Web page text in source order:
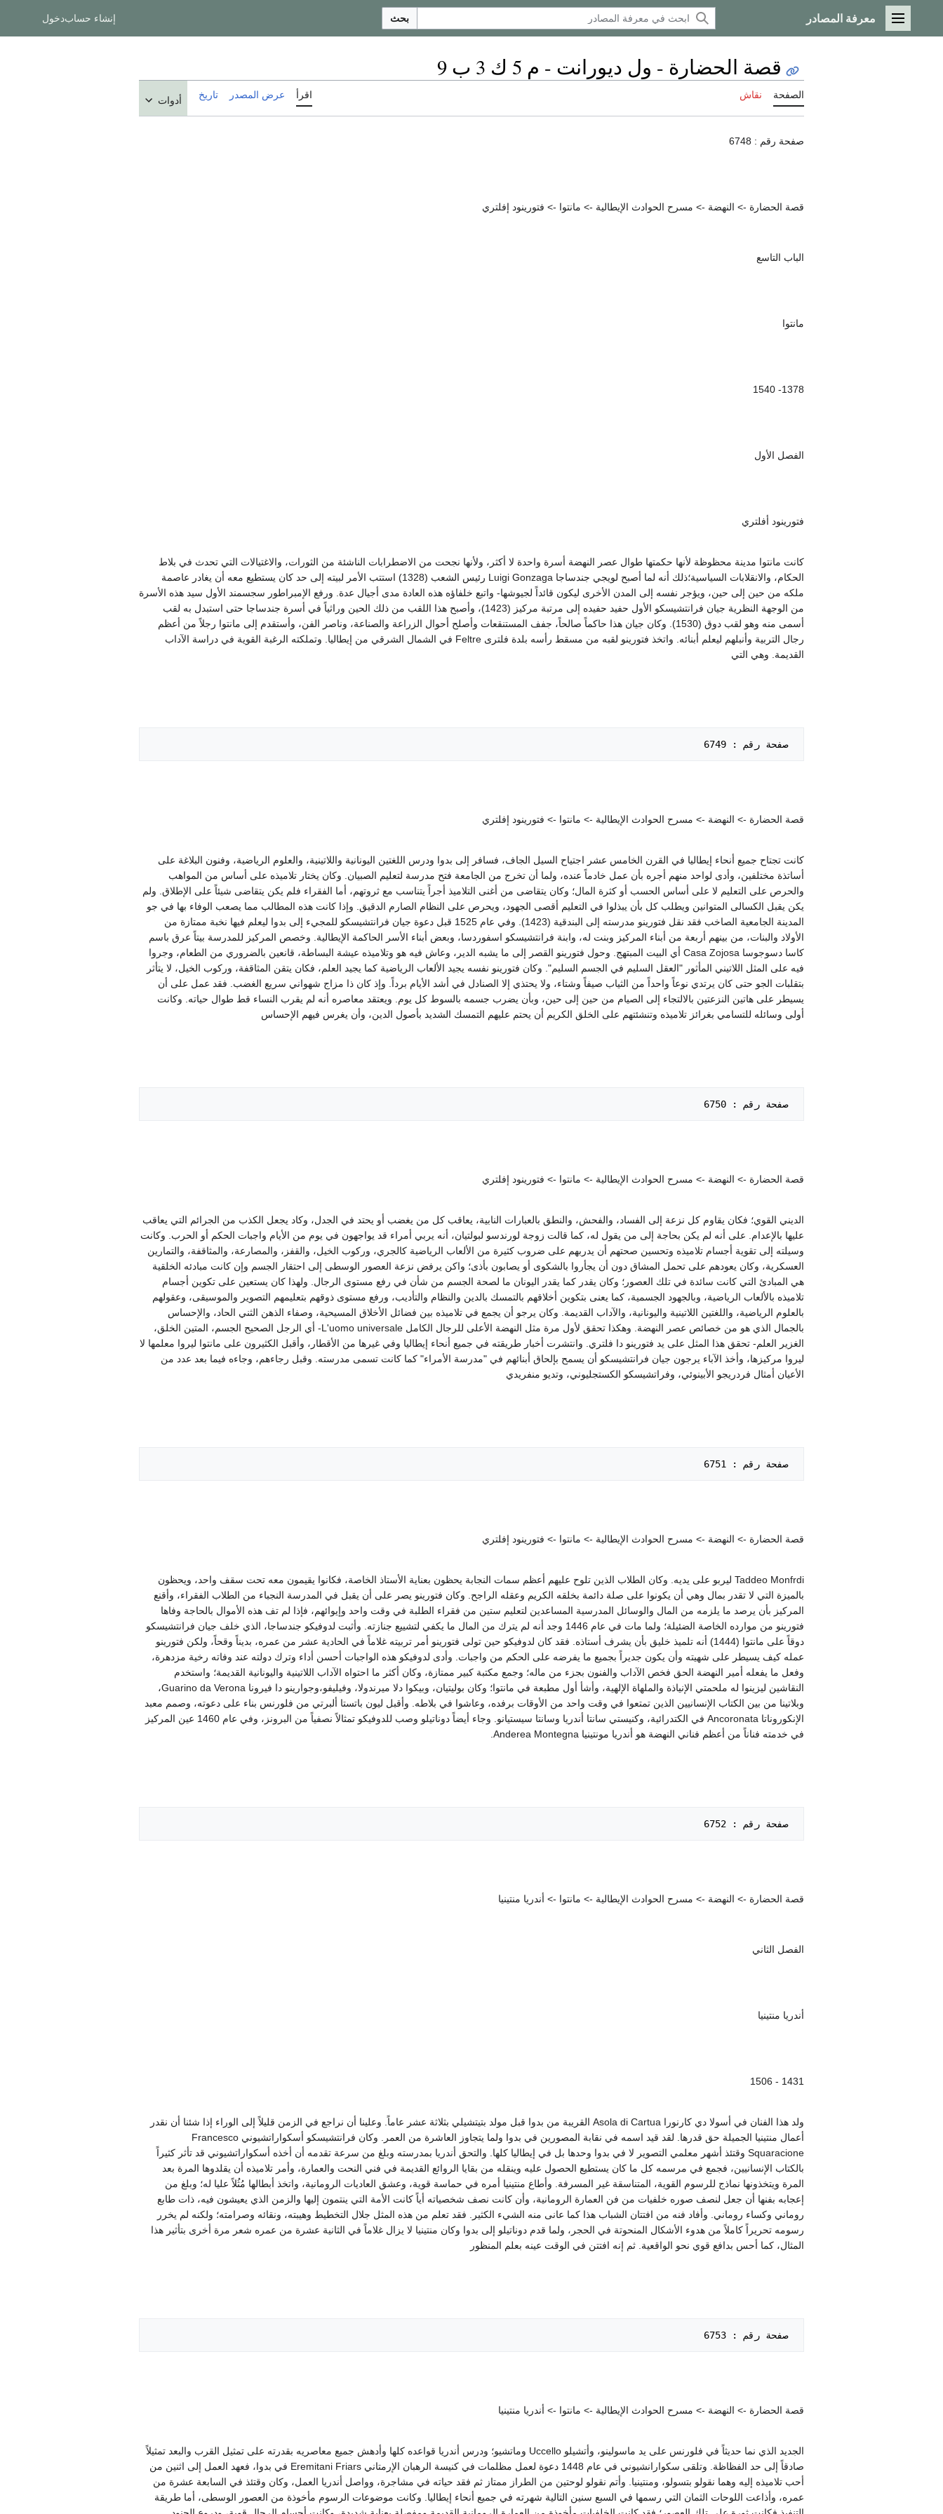
القائمة الرئيسية
معرفة المصادر بحث إنشاء حسابدخول
قصة الحضارة - ول ديورانت - م 5 ك 3 ب 9
الصفحة نقاش اقرأ عرض المصدر تاريخ أدوات
صفحة رقم : 6748
قصة الحضارة -> النهضة -> مسرح الحوادث الإيطالية -> مانتوا -> فتورينود إفلتري
الباب التاسع
مانتوا
1378- 1540
الفصل الأول
فتورينود أفلتري
كانت مانتوا مدينة محظوظة لأنها حكمتها طوال عصر النهضة أسرة واحدة لا أكثر، ولأنها نجحت من الاضطرابات الناشئة من الثورات، والاغتيالات التي تحدث في بلاط
الحكام، والانقلابات السياسية؛ذلك أنه لما أصبح لويجي جندساجا Luigi Gonzaga رئيس الشعب (1328) استتب الأمر لبيته إلى حد كان يستطيع معه أن يغادر عاصمة
ملكه من حين إلى حين، ويؤجر نفسه إلى المدن الأخرى ليكون قائداً لجيوشها- واتبع خلفاؤه هذه العادة مدى أجيال عدة. ورفع الإمبراطور سجسمند الأول سيد هذه الأسرة
من الوجهة النظرية جيان فرانتشيسكو الأول حفيد حفيده إلى مرتبة مركيز (1423)، وأصبح هذا اللقب من ذلك الحين وراثياً في أسرة جندساجا حتى استبدل به لقب
أسمى منه وهو لقب دوق (1530). وكان جيان هذا حاكماً صالحاً، جفف المستنقعات وأصلح أحوال الزراعة والصناعة، وناصر الفن، وأستقدم إلى مانتوا رجلاً من أعظم
رجال التربية وأنبلهم ليعلم أبنائه. واتخذ فتورينو لقبه من مسقط رأسه بلدة فلترى Feltre في الشمال الشرقي من إيطاليا. وتملكته الرغبة القوية في دراسة الآداب
القديمة. وهي التي
صفحة رقم : 6749
قصة الحضارة -> النهضة -> مسرح الحوادث الإيطالية -> مانتوا -> فتورينود إفلتري
كانت تجتاح جميع أنحاء إيطاليا في القرن الخامس عشر اجتياح السيل الجاف، فسافر إلى بدوا ودرس اللغتين اليونانية واللاتينية، والعلوم الرياضية، وفنون البلاغة على
أساتذة مختلفين، وأدى لواحد منهم أجره بأن عمل خادماً عنده، ولما أن تخرج من الجامعة فتح مدرسة لتعليم الصبيان. وكان يختار تلاميذه على أساس من المواهب
والحرص على التعليم لا على أساس الحسب أو كثرة المال؛ وكان يتقاضى من أغنى التلاميذ أجراً يتناسب مع ثروتهم، أما الفقراء فلم يكن يتقاضى شيئاً على الإطلاق. ولم
يكن يقبل الكسالى المتوانين ويطلب كل بأن يبذلوا في التعليم أقصى الجهود، ويحرص على النظام الصارم الدقيق. وإذا كانت هذه المطالب مما يصعب الوفاء بها في جو
المدينة الجامعية الصاخب فقد نقل فتورينو مدرسته إلى البندقية (1423). وفي عام 1525 قبل دعوة جيان فرانتشيسكو للمجيء إلى بدوا ليعلم فيها نخبة ممتازة من
الأولاد والبنات، من بينهم أربعة من أبناء المركيز وبنت له، وابنة فرانتشيسكو اسفوردسا، وبعض أبناء الأسر الحاكمة الإيطالية. وخصص المركيز للمدرسة بيتاً عرق باسم
كاسا دسوجوسا Casa Zojosa أي البيت المبتهج. وحول فتورينو القصر إلى ما يشبه الدير، وعاش فيه هو وتلاميذه عيشة البساطة، قانعين بالضروري من الطعام، وجروا
فيه على المثل اللاتيني المأثور "العقل السليم في الجسم السليم". وكان فتورينو نفسه يجيد الألعاب الرياضية كما يجيد العلم، فكان يتقن المثاقفة، وركوب الخيل، لا يتأثر
بتقلبات الجو حتى كان يرتدي نوعاً واحداً من الثياب صيفاً وشتاء، ولا يحتذي إلا الصنادل في أشد الأيام برداً. وإذ كان ذا مزاج شهواني سريع الغضب. فقد عمل على أن
يسيطر على هاتين النزعتين بالالتجاء إلى الصيام من حين إلى حين، وبأن يضرب جسمه بالسوط كل يوم. ويعتقد معاصره أنه لم يقرب النساء قط طوال حياته. وكانت
أولى وسائله للتسامي بغرائز تلاميذه وتنشئتهم على الخلق الكريم أن يحتم عليهم التمسك الشديد بأصول الدين، وأن يغرس فيهم الإحساس
صفحة رقم : 6750
قصة الحضارة -> النهضة -> مسرح الحوادث الإيطالية -> مانتوا -> فتورينود إفلتري
الديني القوي؛ فكان يقاوم كل نزعة إلى الفساد، والفحش، والنطق بالعبارات النابية، يعاقب كل من يغضب أو يحتد في الجدل، وكاد يجعل الكذب من الجرائم التي يعاقب
عليها بالإعدام. على أنه لم يكن بحاجة إلى من يقول له، كما قالت زوجة لورندسو لبولتيان، أنه يربي أمراء قد يواجهون في يوم من الأيام واجبات الحكم أو الحرب. وكانت
وسيلته إلى تقوية أجسام تلاميذه وتحسين صحتهم أن يدربهم على ضروب كثيرة من الألعاب الرياضية كالجري، وركوب الخيل، والقفز، والمصارعة، والمثاقفة، والتمارين
العسكرية، وكان يعودهم على تحمل المشاق دون أن يجأروا بالشكوى أو يصابون بأذى؛ واكن يرفض نزعة العصور الوسطى إلى احتقار الجسم وإن كانت مبادئه الخلقية
هي المبادئ التي كانت سائدة في تلك العصور؛ وكان يقدر كما يقدر اليونان ما لصحة الجسم من شأن في رفع مستوى الرجال. ولهذا كان يستعين على تكوين أجسام
تلاميذه بالألعاب الرياضية، وبالجهود الجسمية، كما يعنى بتكوين أخلاقهم بالتمسك بالدين والنظام والتأديب، ورفع مستوى ذوقهم بتعليمهم التصوير والموسيقى، وعقولهم
بالعلوم الرياضية، واللغتين اللاتينية واليونانية، والآداب القديمة. وكان يرجو أن يجمع في تلاميذه بين فضائل الأخلاق المسيحية، وصفاء الذهن الثني الحاد، والإحساس
بالجمال الذي هو من خصائص عصر النهضة. وهكذا تحقق لأول مرة مثل النهضة الأعلى للرجال الكامل L'uomo universale- أي الرجل الصحيح الجسم، المتين الخلق،
الغزير العلم- تحقق هذا المثل على يد فتورينو دا فلتري. وانتشرت أخبار طريقته في جميع أنحاء إيطاليا وفي غيرها من الأقطار، وأقبل الكثيرون على مانتوا ليروا معلمها لا
ليروا مركيزها، وأخذ الآباء يرجون جيان فرانتشيسكو أن يسمح بإلحاق أبنائهم في "مدرسة الأمراء" كما كانت تسمى مدرسته. وقبل رجاءهم، وجاءه فيما بعد عدد من
الأعيان أمثال فردريجو الأبينوئي، وفراتشيسكو الكستجليوني، وتديو منفريدي
صفحة رقم : 6751
قصة الحضارة -> النهضة -> مسرح الحوادث الإيطالية -> مانتوا -> فتورينود إفلتري
Taddeo Monfrdi ليربو على يديه. وكان الطلاب الذين تلوح عليهم أعظم سمات النجابة يحظون بعناية الأستاذ الخاصة، فكانوا يقيمون معه تحت سقف واحد، ويحظون
بالميزة التي لا تقدر بمال وهي أن يكونوا على صلة دائمة بخلقه الكريم وعقله الراجح. وكان فتورينو يصر على أن يقبل في المدرسة النجباء من الطلاب الفقراء، وأقنع
المركيز بأن يرصد ما يلزمه من المال والوسائل المدرسية المساعدين لتعليم ستين من فقراء الطلبة في وقت واحد وإيوائهم، فإذا لم تف هذه الأموال بالحاجة وفاها
فتورينو من موارده الخاصة الضئيلة؛ ولما مات في عام 1446 وجد أنه لم يترك من المال ما يكفي لتشييع جنازته. وأثبت لدوفيكو جندساجا، الذي خلف جيان فرانتشيسكو
دوقاً على مانتوا (1444) أنه تلميذ خليق بأن يشرف أستاذه. فقد كان لدوفيكو حين تولى فتورينو أمر تربيته غلاماً في الحادية عشر من عمره، بديناً وقحاً، ولكن فتورينو
عمله كيف يسيطر على شهيته وأن يكون جديراً بجميع ما يفرضه على الحكم من واجبات. وأدى لدوفيكو هذه الواجبات أحسن أداء وترك دولته عند وفاته رخية مزدهرة،
وفعل ما يفعله أمير النهضة الحق فخص الآداب والفنون بجزء من ماله؛ وجمع مكتبة كبير ممتازة، وكان أكثر ما احتواه الآداب اللاتينية واليونانية القديمة؛ واستخدم
النقاشين ليزينوا له ملحمتي الإنياذة والملهاة الإلهية، وأشأ أول مطبعة في مانتوا؛ وكان بوليتيان، وبيكوا دلا ميرندولا، وفيليفو،وجوارينو دا فيرونا Guarino da Verona،
وبلاتينا من بين الكتاب الإنسانيين الذين تمتعوا في وقت واحد من الأوقات برفده، وعاشوا في بلاطه. وأقبل ليون باتستا ألبرتي من فلورنس بناء على دعوته، وصمم معبد
الإنكوروناتا Ancoronata في الكتدرائية، وكنيستي سانتا أندريا وسانتا سيستيانو. وجاء أيضاً دوناتيلو وصب للدوفيكو تمثالاً نصفياً من البرونز، وفي عام 1460 عين المركيز
في خدمته فناناً من أعظم فناني النهضة هو أندريا مونتينيا Anderea Montegna.
صفحة رقم : 6752
قصة الحضارة -> النهضة -> مسرح الحوادث الإيطالية -> مانتوا -> أندريا منتينيا
الفصل الثاني
أندريا منتينيا
1431 - 1506
ولد هذا الفنان في أسولا دي كارنورا Asola di Cartua القريبة من بدوا قبل مولد بتيتشيلي بثلاثة عشر عاماً. وعلينا أن نراجع في الزمن قليلاً إلى الوراء إذا شئنا أن نقدر
أعمال منتينيا الجميلة حق قدرها. لقد قيد اسمه في نقابة المصورين في بدوا ولما يتجاوز العاشرة من العمر. وكان فرانتشيسكو أسكواراتشيوني Francesco
Squaracione وقتئذ أشهر معلمي التصوير لا في بدوا وحدها بل في إيطاليا كلها. والتحق أندريا بمدرسته وبلغ من سرعة تقدمه أن أخذه أسكواراتشيوني قد تأثر كثيراً
بالكتاب الإنسانيين، فجمع في مرسمه كل ما كان يستطيع الحصول عليه وينقله من بقايا الروائع القديمة في فني النحت والعمارة، وأمر تلاميذه أن يقلدوها المرة بعد
المرة ويتخذونها نماذج للرسوم القوية، المتناسقة غير المسرفة. وأطاع منتينيا أمره في حماسة قوية، وعشق العاديات الرومانية، واتخذ أبطالها مُثُلاً عليا له؛ وبلغ من
إعجابه بفنها أن جعل لنصف صوره خلفيات من فن العمارة الرومانية، وأن كانت نصف شخصياته أياً كانت الأمة التي ينتمون إليها والزمن الذي يعيشون فيه، ذات طابع
روماني وكساء روماني. وأفاد فنه من افتتان الشباب هذا كما عانى منه الشيء الكثير. فقد تعلم من هذه المثل جلال التخطيط وهيبته، ونقائه وصرامته؛ ولكنه لم يخرر
رسومه تحريراً كاملاً من هدوء الأشكال المنحوتة في الحجر، ولما قدم دوناتيلو إلى بدوا وكان منتينيا لا يزال غلاماً في الثانية عشرة من عمره شعر مرة أخرى بتأثير هذا
المثال، كما أحس بدافع قوي نحو الواقعية. ثم إنه افتتن في الوقت عينه بعلم المنظور
صفحة رقم : 6753
قصة الحضارة -> النهضة -> مسرح الحوادث الإيطالية -> مانتوا -> أندريا منتينيا
الجديد الذي نما حديثاً في فلورنس على يد ماسولينو، وأتشيلو Uccello وماتشيو؛ ودرس أندريا قواعده كلها وأدهش جميع معاصريه بقدرته على تمثيل القرب والبعد تمثيلاً
صادقاً إلى حد الفظاظة. وتلقى سكوارانشيوني في عام 1448 دعوة لعمل مظلمات في كنيسة الرهبان الإرمتاني Eremitani Friars في بدوا، فعهد العمل إلى اثنين من
أحب تلاميذه إليه وهما نقولو بتسولو، ومنتينيا. وأتم نقولو لوحتين من الطراز ممتاز ثم فقد حياته في مشاجرة، وواصل أندريا العمل، وكان وقتئذ في السابعة عشرة من
عمره، وأذاعت اللوحات الثمان التي رسمها في السبع سنين التالية شهرته في جميع أنحاء إيطاليا. وكانت موضوعات الرسوم مأخوذة من العصور الوسطى، أما طريقة